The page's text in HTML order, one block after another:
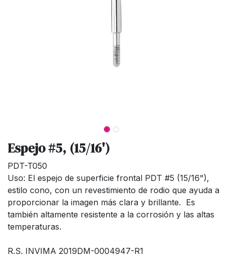
Espejo #5, (15/16')
PDT-T050
Uso: El espejo de superficie frontal PDT #5 (15/16"),
estilo cono, con un revestimiento de rodio que ayuda a
proporcionar la imagen más clara y brillante. Es
también altamente resistente a la corrosión y las altas
temperaturas.
R.S. INVIMA 2019DM-0004947-R1